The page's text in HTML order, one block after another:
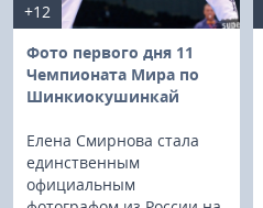
+12
Фото первого дня 11
Чемпионата Мира по
Шинкиокушинкай
Елена Смирнова стала
единственным
официальным